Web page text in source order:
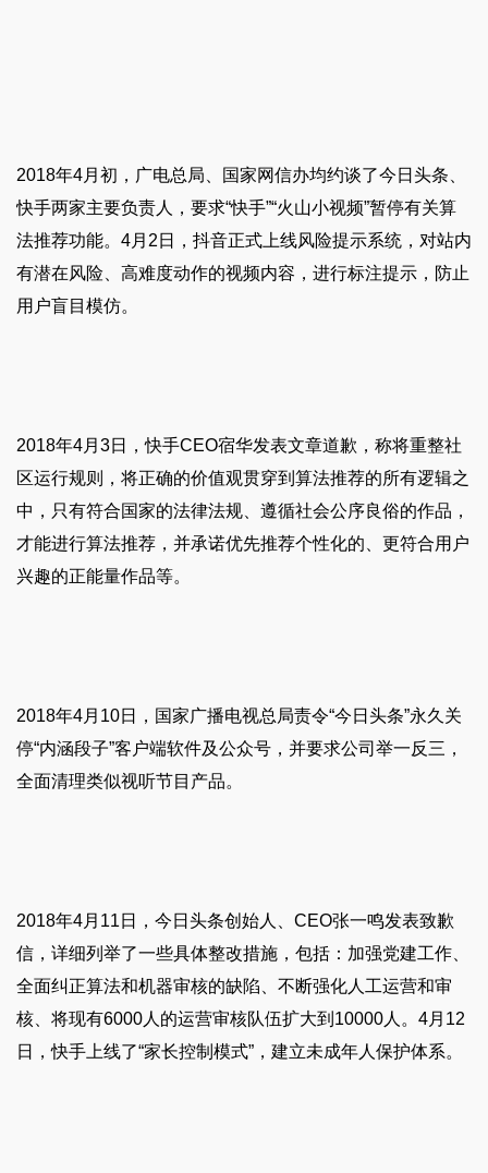
2018年4月初，广电总局、国家网信办均约谈了今日头条、
快手两家主要负责人，要求“快手”“火山小视频”暂停有关算
法推荐功能。4月2日，抖音正式上线风险提示系统，对站内
有潜在风险、高难度动作的视频内容，进行标注提示，防止
用户盲目模仿。
2018年4月3日，快手CEO宿华发表文章道歉，称将重整社
区运行规则，将正确的价值观贯穿到算法推荐的所有逻辑之
中，只有符合国家的法律法规、遵循社会公序良俗的作品，
才能进行算法推荐，并承诺优先推荐个性化的、更符合用户
兴趣的正能量作品等。
2018年4月10日，国家广播电视总局责令“今日头条”永久关
停“内涵段子”客户端软件及公众号，并要求公司举一反三，
全面清理类似视听节目产品。
2018年4月11日，今日头条创始人、CEO张一鸣发表致歉
信，详细列举了一些具体整改措施，包括：加强党建工作、
全面纠正算法和机器审核的缺陷、不断强化人工运营和审
核、将现有6000人的运营审核队伍扩大到10000人。4月12
日，快手上线了“家长控制模式”，建立未成年人保护体系。